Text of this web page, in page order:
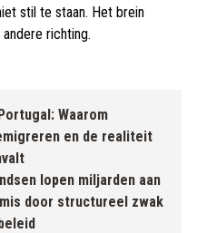
stil te staan. Het brein
richting.
Waarom
en de realiteit
lopen miljarden aan
door structureel zwak